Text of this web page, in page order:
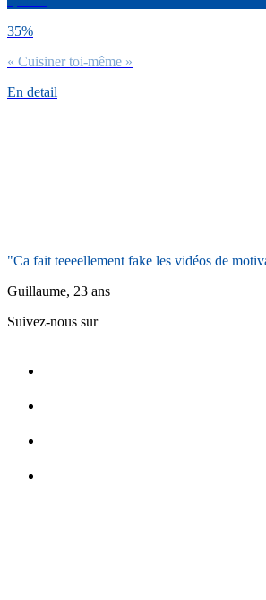
35%
« Cuisiner toi-même »
En detail
"Ca fait teeeellement fake les vidéos de
Guillaume, 23 ans
Suivez-nous sur